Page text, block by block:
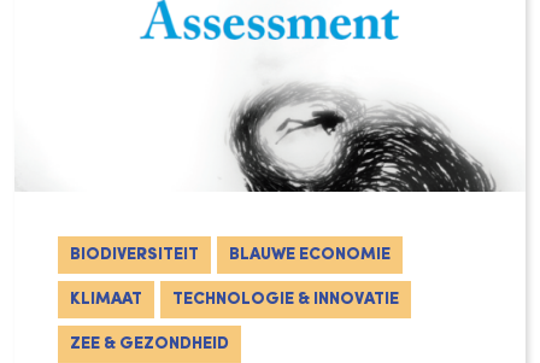
BIODIVERSITEIT BLAUWE ECONOMIE
KLIMAAT TECHNOLOGIE & INNOVATIE
ZEE & GEZONDHEID